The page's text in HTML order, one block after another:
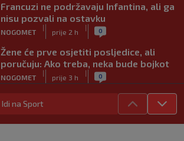
Francuzi ne podržavaju Infantina, ali ga
nisu pozvali na ostavku
NOGOMET
|
prije 2 h
| 0
Žene će prve osjetiti posljedice, ali
poručuju: Ako treba, neka bude bojkot
NOGOMET
|
prije 3 h
| 0
Zvanično: Samed Baždar ima novi klub,
zadužio broj sa velikom "težinom"
NOGOMET prije 5 h
Idi na Sport